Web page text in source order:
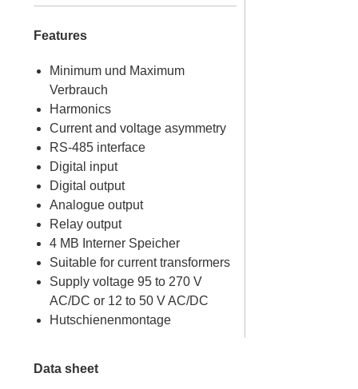
Features
Minimum und Maximum
Verbrauch
Harmonics
Current and voltage asymmetry
RS-485 interface
Digital input
Digital output
Analogue output
Relay output
4 MB Interner Speicher
Suitable for current transformers
Supply voltage 95 to 270 V
AC/DC or 12 to 50 V AC/DC
Hutschienenmontage
Data sheet